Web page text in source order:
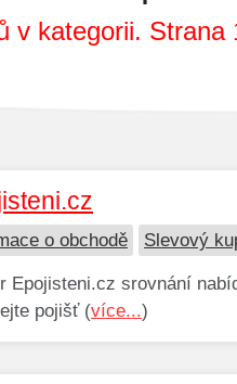
v kategorii. Strana
o obchodě Slevový
Epojisteni.cz srovnání
pojišť (více...)